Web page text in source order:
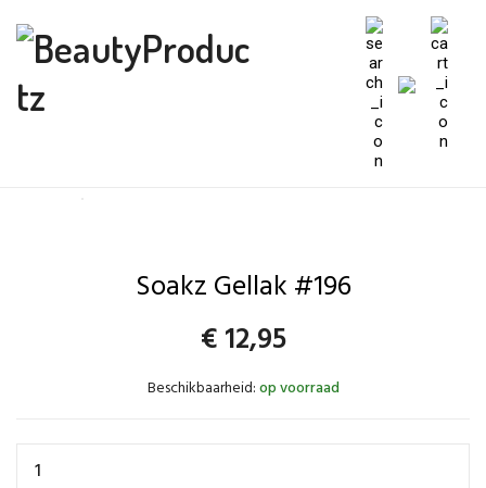
Soakz Gellak #196
€12,95
Beschikbaarheid:op voorraad